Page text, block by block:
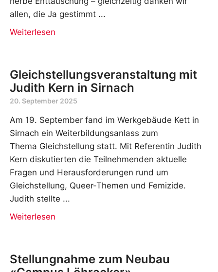
allen, die Ja gestimmt
Weiterlesen
Gleichstellungsveranstaltung mit
Judith Kern in Sirnach
20. September 2025
Am 19. September fand im Werkgebäude Kett in
Sirnach ein Weiterbildungsanlass zum
Thema Gleichstellung statt. Mit Referentin Judith
Kern diskutierten die Teilnehmenden aktuelle
Fragen und Herausforderungen rund um
Gleichstellung, Queer-Themen und Femizide.
Judith stellte
Weiterlesen
Stellungnahme zum Neubau